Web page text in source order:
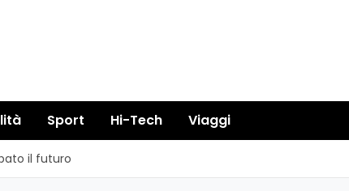
Sport Hi-Tech Viaggi
il futuro